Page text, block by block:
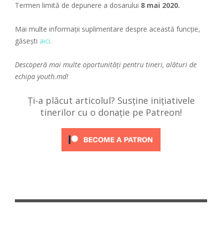
Termen limită de depunere a dosarului 8 mai 2020.
Mai multe informații suplimentare despre această funcție,
găsești aici.
Descoperă mai multe oportunități pentru tineri, alături de
echipa youth.md!
Ți-a plăcut articolul? Susține inițiativele
tinerilor cu o donație pe Patreon!